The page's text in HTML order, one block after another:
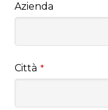
Azienda
Città *